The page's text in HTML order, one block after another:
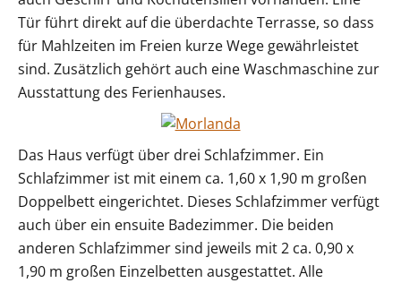
Tür führt direkt auf die überdachte Terrasse, so dass
für Mahlzeiten im Freien kurze Wege gewährleistet
sind. Zusätzlich gehört auch eine Waschmaschine zur
Ausstattung des Ferienhauses.
Das Haus verfügt über drei Schlafzimmer. Ein
Schlafzimmer ist mit einem ca. 1,60 x 1,90 m großen
Doppelbett eingerichtet. Dieses Schlafzimmer verfügt
auch über ein ensuite Badezimmer. Die beiden
anderen Schlafzimmer sind jeweils mit 2 ca. 0,90 x
1,90 m großen Einzelbetten ausgestattet. Alle